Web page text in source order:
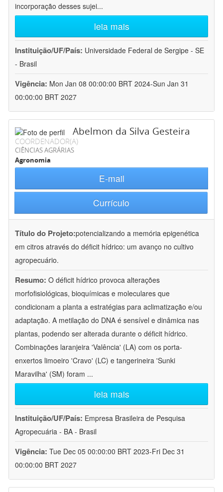
incorporação desses sujei...
leia mais
Instituição/UF/País: Universidade Federal de Sergipe - SE
- Brasil
Vigência: Mon Jan 08 00:00:00 BRT 2024-Sun Jan 31
00:00:00 BRT 2027
Abelmon da Silva Gesteira
COORDENADOR(A)
CIÊNCIAS AGRÁRIAS
Agronomia
E-mail
Currículo
Título do Projeto:potencializando a memória epigenética
em citros através do déficit hídrico: um avanço no cultivo
agropecuário.
Resumo: O déficit hídrico provoca alterações
morfofisiológicas, bioquímicas e moleculares que
condicionam a planta a estratégias para aclimatização e/ou
adaptação. A metilação do DNA é sensível e dinâmica nas
plantas, podendo ser alterada durante o déficit hídrico.
Combinações laranjeira 'Valência' (LA) com os porta-
enxertos limoeiro 'Cravo' (LC) e tangerineira 'Sunki
Maravilha' (SM) foram ...
leia mais
Instituição/UF/País: Empresa Brasileira de Pesquisa
Agropecuária - BA - Brasil
Vigência: Tue Dec 05 00:00:00 BRT 2023-Fri Dec 31
00:00:00 BRT 2027